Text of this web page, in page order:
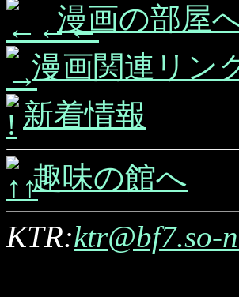
漫画の部屋
漫画関連リン
新着情報
趣味の館へ
KTR:ktr@bf7.so-